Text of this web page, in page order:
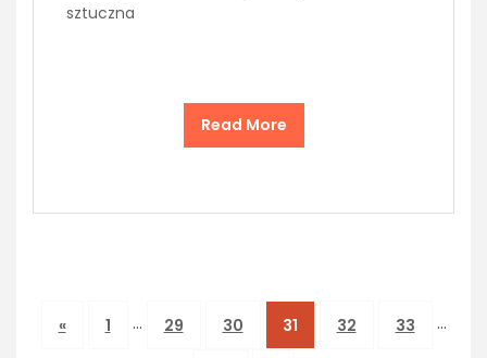
sztuczna
Read More
« 1 … 29 30 31 32 33 …